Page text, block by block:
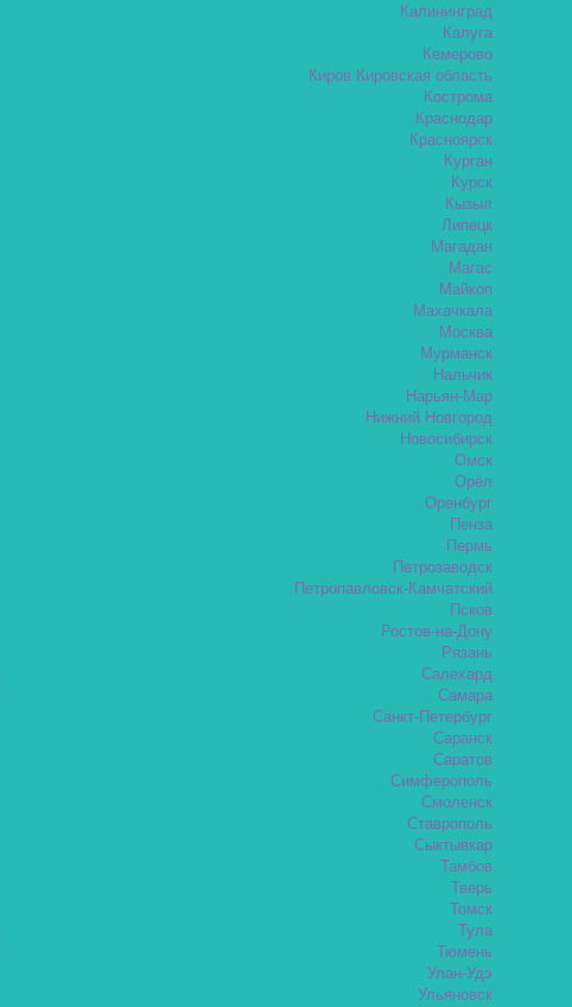
Калининград
Калуга
Кемерово
Киров Кировская область
Кострома
Краснодар
Красноярск
Курган
Курск
Кызыл
Липецк
Магадан
Магас
Майкоп
Махачкала
Москва
Мурманск
Нальчик
Нарьян-Мар
Нижний Новгород
Новосибирск
Омск
Орёл
Оренбург
Пенза
Пермь
Петрозаводск
Петропавловск-Камчатский
Псков
Ростов-на-Дону
Рязань
Салехард
Самара
Санкт-Петербург
Саранск
Саратов
Симферополь
Смоленск
Ставрополь
Сыктывкар
Тамбов
Тверь
Томск
Тула
Тюмень
Улан-Удэ
Ульяновск